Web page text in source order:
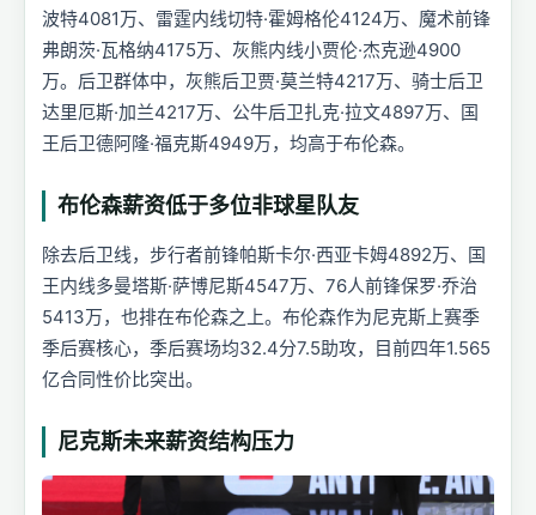
波特4081万、雷霆内线切特·霍姆格伦4124万、魔术前锋
弗朗茨·瓦格纳4175万、灰熊内线小贾伦·杰克逊4900
万。后卫群体中，灰熊后卫贾·莫兰特4217万、骑士后卫
达里厄斯·加兰4217万、公牛后卫扎克·拉文4897万、国
王后卫德阿隆·福克斯4949万，均高于布伦森。
布伦森薪资低于多位非球星队友
除去后卫线，步行者前锋帕斯卡尔·西亚卡姆4892万、国
王内线多曼塔斯·萨博尼斯4547万、76人前锋保罗·乔治
5413万，也排在布伦森之上。布伦森作为尼克斯上赛季
季后赛核心，季后赛场均32.4分7.5助攻，目前四年1.565
亿合同性价比突出。
尼克斯未来薪资结构压力